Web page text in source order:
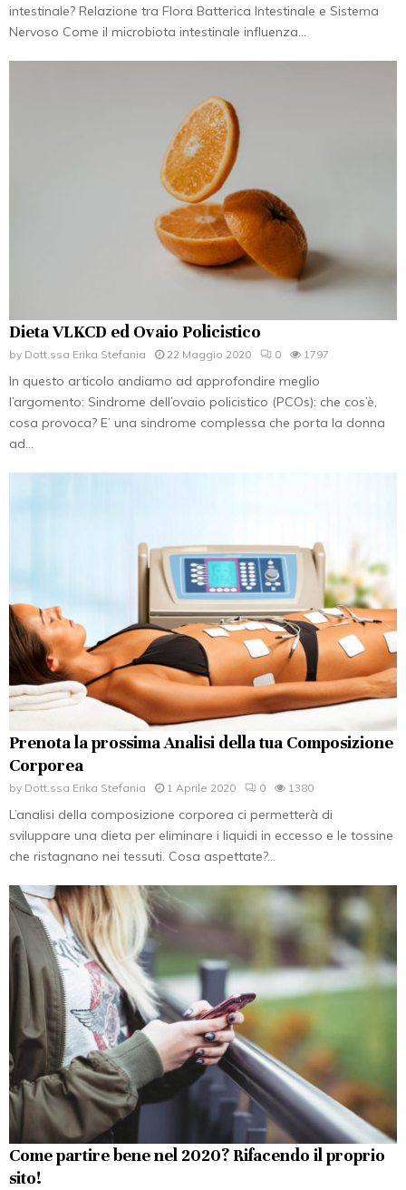
intestinale? Relazione tra Flora Batterica Intestinale e Sistema
Nervoso Come il microbiota intestinale influenza...
Dieta VLKCD ed Ovaio Policistico
by Dott.ssa Erika Stefania 22 Maggio 2020 0 1797
In questo articolo andiamo ad approfondire meglio
l’argomento: Sindrome dell’ovaio policistico (PCOs): che cos’è,
cosa provoca? E’ una sindrome complessa che porta la donna
ad...
Prenota la prossima Analisi della tua Composizione
Corporea
by Dott.ssa Erika Stefania 1 Aprile 2020 0 1380
L’analisi della composizione corporea ci permetterà di
sviluppare una dieta per eliminare i liquidi in eccesso e le tossine
che ristagnano nei tessuti. Cosa aspettate?...
Come partire bene nel 2020? Rifacendo il proprio
sito!